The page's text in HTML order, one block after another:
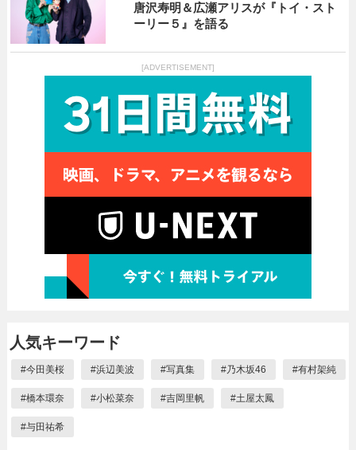
唐沢寿明＆広瀬アリスが『トイ・スト
ーリー５』を語る
[ADVERTISEMENT]
人気キーワード
#今田美桜 #浜辺美波 #写真集 #乃木坂46 #有村架純
#橋本環奈 #小松菜奈 #吉岡里帆 #土屋太鳳
#与田祐希